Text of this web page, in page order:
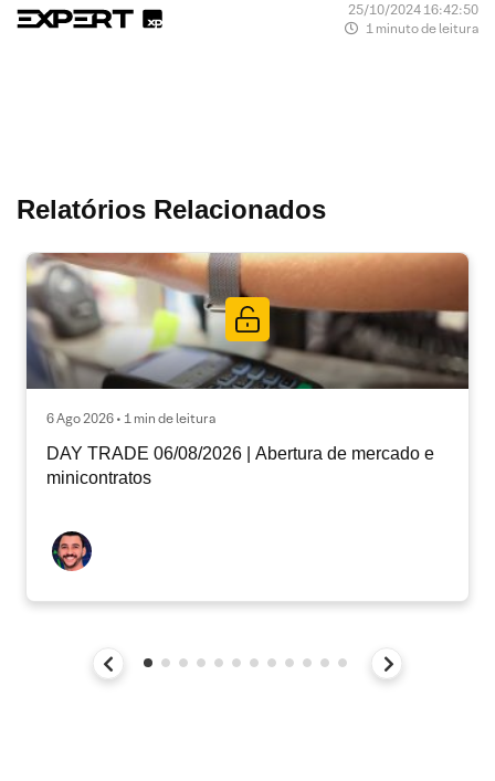
25/10/2024 16:42:50
1 minuto de leitura
Relatórios Relacionados
6 Ago 2026 • 1 min de leitura
DAY TRADE 06/08/2026 | Abertura de mercado e
minicontratos